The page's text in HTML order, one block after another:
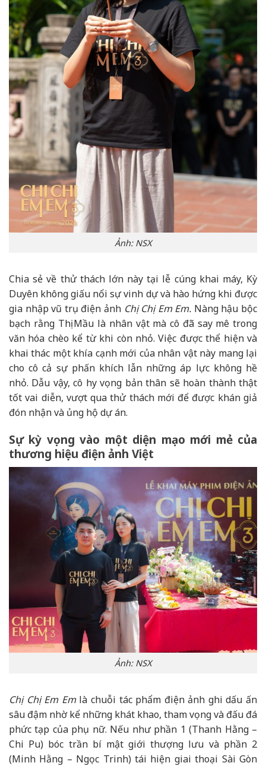
Ảnh: NSX
Chia sẻ về thử thách lớn này tại lễ cúng khai máy, Kỳ
Duyên không giấu nổi sự vinh dự và hào hứng khi được
gia nhập vũ trụ điện ảnhChị Chị Em Em. Nàng hậu bộc
bạch rằng Thị Mầu là nhân vật mà cô đã say mê trong
văn hóa chèo kể từ khi còn nhỏ. Việc được thể hiện và
khai thác một khía cạnh mới của nhân vật này mang lại
cho cô cả sự phấn khích lẫn những áp lực không hề
nhỏ. Dẫu vậy, cô hy vọng bản thân sẽ hoàn thành thật
tốt vai diễn, vượt qua thử thách mới để được khán giả
đón nhận và ủng hộ dự án.
Sự kỳ vọng vào một diện mạo mới mẻ của
thương hiệu điện ảnh Việt
Ảnh: NSX
Chị Chị Em Em là chuỗi tác phẩm điện ảnh ghi dấu ấn
sâu đậm nhờ kể những khát khao, tham vọng và đấu đá
phức tạp của phụ nữ. Nếu như phần 1 (Thanh Hằng –
Chi Pu) bóc trần bí mật giới thượng lưu và phần 2
(Minh Hằng – Ngọc Trinh) tái hiện giai thoại Sài Gòn